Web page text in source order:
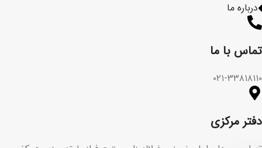
تماس با ما​
۰۲۱-۳۳۸۱۸۱۱۰
دفتر مرکزی
درباره ما